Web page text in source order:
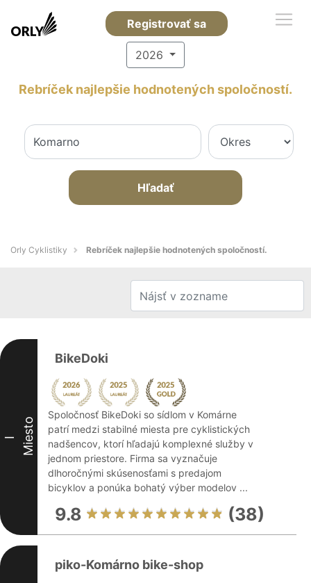
Registrovať sa
2026
Rebríček najlepšie hodnotených spoločností.
Hľadať
Orly Cyklistiky Rebríček najlepšie hodnotených spoločností.
I Miesto
BikeDoki
Spoločnosť BikeDoki so sídlom v Komárne
patrí medzi stabilné miesta pre cyklistických
nadšencov, ktorí hľadajú komplexné služby v
jednom priestore. Firma sa vyznačuje
dlhoročnými skúsenosťami s predajom
bicyklov a ponúka bohatý výber modelov ...
9.8 (38)
piko-Komárno bike-shop